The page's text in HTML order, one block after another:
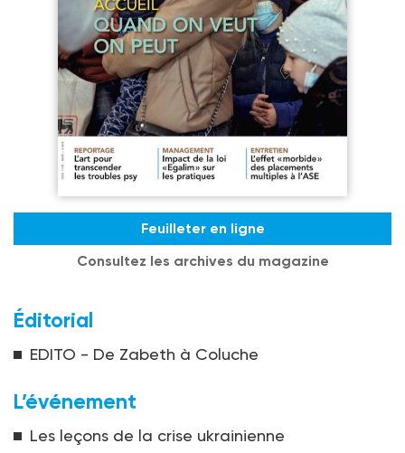
Feuilleter en ligne
Consultez les archives du magazine
Éditorial
EDITO - De Zabeth à Coluche
L’événement
Les leçons de la crise ukrainienne